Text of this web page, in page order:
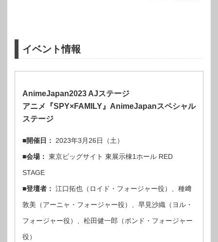
イベント情報
AnimeJapan2023 AJステージ
アニメ『SPY×FAMILY』AnimeJapanスペシャル
ステージ
■開催日： 2023年3月26日（土）
■会場： 東京ビッグサイト 東展示棟1ホール RED
STAGE
■登壇者： 江口拓也（ロイド・フォージャー役）、種﨑
敦美（アーニャ・フォージャー役）、早見沙織（ヨル・
フォージャー役）、松田健一郎（ボンド・フォージャー
役）